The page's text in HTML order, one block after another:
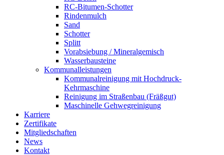
RC-Bitumen-Schotter
Rindenmulch
Sand
Schotter
Splitt
Vorabsiebung / Mineralgemisch
Wasserbausteine
Kommunalleistungen
Kommunalreinigung mit Hochdruck-
Kehrmaschine
Reinigung im Straßenbau (Fräßgut)
Maschinelle Gehwegreinigung
Karriere
Zertifikate
Mitgliedschaften
News
Kontakt